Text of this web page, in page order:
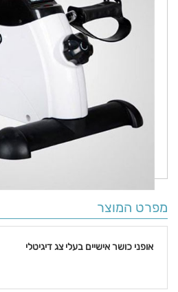
מפרט המוצר
אופני כושר אישיים בעלי צג דיגיטלי